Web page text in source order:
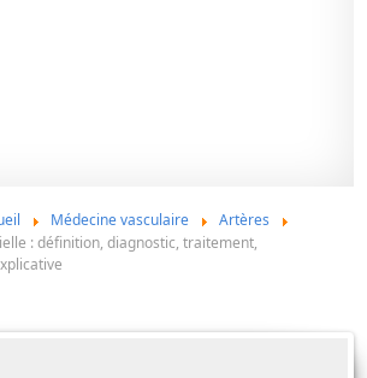
Médecine vasculaire
Artères
: définition, diagnostic, traitement,